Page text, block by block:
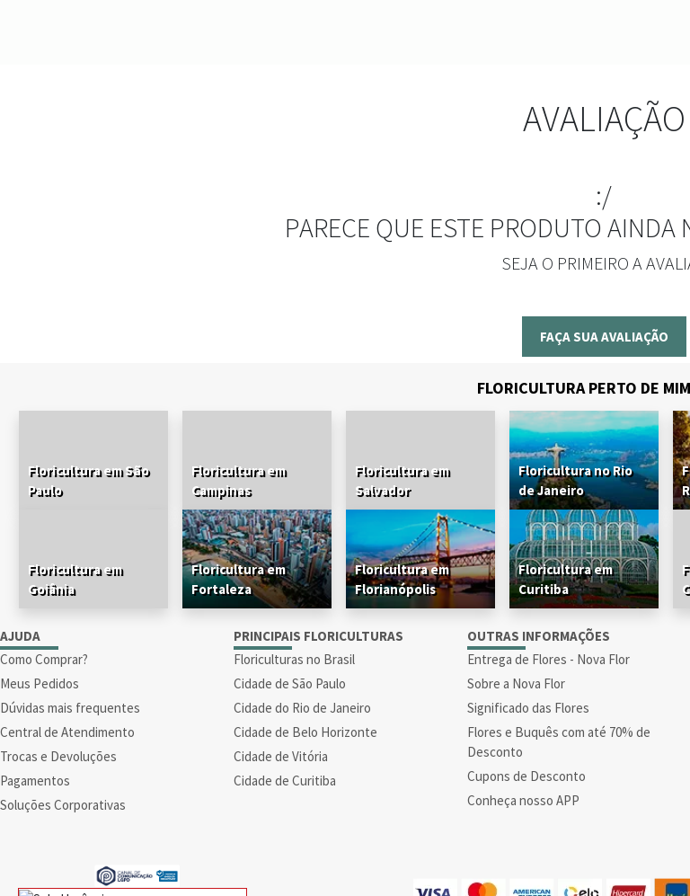
AVALIAÇÃO
:/
PARECE QUE ESTE PRODUTO AINDA
SEJA O PRIMEIRO A
FAÇA SUA AVALIAÇÃO
FLORICULTURA PERTO DE MIM
Floricultura em São
Paulo
Floricultura em
Campinas
Floricultura em
Salvador
Floricultura no Rio
de Janeiro
Floricultura em
Goiânia
Floricultura em
Fortaleza
Floricultura em
Florianópolis
Floricultura em
Curitiba
AJUDA
Como Comprar?
Meus Pedidos
Dúvidas mais frequentes
Central de Atendimento
Trocas e Devoluções
Pagamentos
Soluções Corporativas
PRINCIPAIS FLORICULTURAS
Floriculturas no Brasil
Cidade de São Paulo
Cidade do Rio de Janeiro
Cidade de Belo Horizonte
Cidade de Vitória
Cidade de Curitiba
OUTRAS INFORMAÇÕES
Entrega de Flores - Nova Flor
Sobre a Nova Flor
Significado das Flores
Flores e Buquês com até 70% de
Desconto
Cupons de Desconto
Conheça nosso APP